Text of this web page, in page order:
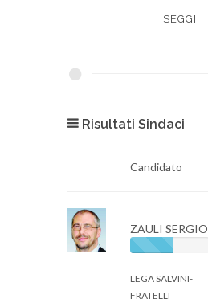
SEGGI
Risultati Sindaci
Candidato
ZAULI SERGIO
LEGA SALVINI-
FRATELLI